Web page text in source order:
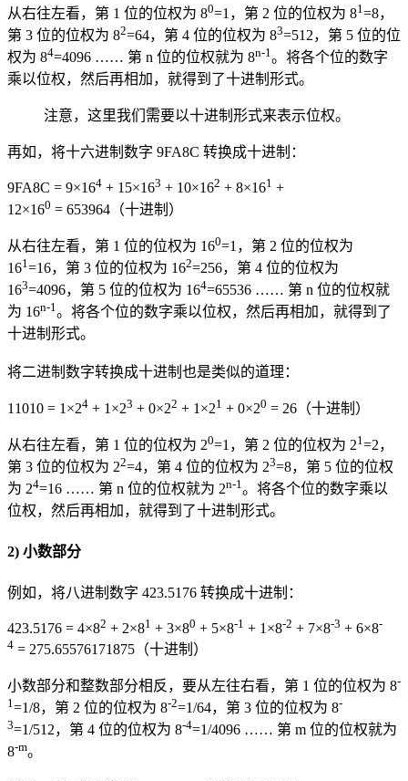
从右往左看，第 1 位的位权为 80=1，第 2 位的位权为 81 =8，
第 3 位的位权为 82=64，第 4 位的位权为 83=512，第 5 位的位
权为 84=4096 …… 第 n 位的位权就为 8n-1 。将各个位的数字
乘以位权，然后再相加，就得到了十进制形式。
注意，这里我们需要以十进制形式来表示位权。
再如，将十六进制数字 9FA8C 转换成十进制：
9FA8C = 9×164 + 15×163 + 10×162 + 8×161 +
12×160 = 653964（十进制）
从右往左看，第 1 位的位权为 160=1，第 2 位的位权为
161 =16，第 3 位的位权为 162=256，第 4 位的位权为
163=4096，第 5 位的位权为 164=65536 …… 第 n 位的位权就
为 16n-1 。将各个位的数字乘以位权，然后再相加，就得到了
十进制形式。
将二进制数字转换成十进制也是类似的道理：
11010 = 1×24 + 1×23 + 0×22 + 1×21 + 0×20 = 26（十进制）
从右往左看，第 1 位的位权为 20=1，第 2 位的位权为 21 =2，
第 3 位的位权为 22=4，第 4 位的位权为 23=8，第 5 位的位权
为 24=16 …… 第 n 位的位权就为 2n-1 。将各个位的数字乘以
位权，然后再相加，就得到了十进制形式。
2) 小数部分
例如，将八进制数字 423.5176 转换成十进制：
423.5176 = 4×82 + 2×81 + 3×80 + 5×8-1 + 1×8-2 + 7×8-3 + 6×8-
4 = 275.65576171875（十进制）
小数部分和整数部分相反，要从左往右看，第 1 位的位权为 8-
1=1/8，第 2 位的位权为 8-2=1/64，第 3 位的位权为 8-
3=1/512，第 4 位的位权为 8-4=1/4096 …… 第 m 位的位权就为
8-m。